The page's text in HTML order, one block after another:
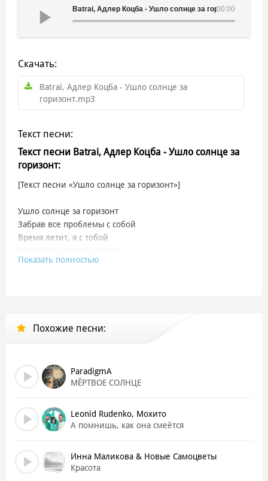
00:00
Batrai, Адлер Коцба - Ушло солнце за горизонт
Скачать:
Batrai, Адлер Коцба - Ушло солнце за
горизонт.mp3
Текст песни:
Текст песни Batrai, Адлер Коцба - Ушло солнце за
горизонт:
[Текст песни «Ушло солнце за горизонт»]
Ушло солнце за горизонт
Забрав все проблемы с собой
Время летит, я с тобой
Пусть между нами страны, горы, города
Рано или поздно будешь ты моя
А я по тебе так сильно скучал
Каждый день о тебе вспоминал
Магия твоя меня заворожила
Показать полностью
Похожие песни:
ParadigmA
МЁРТВОЕ СОЛНЦЕ
Leonid Rudenko, Мохито
А помнишь, как она смеётся
Инна Маликова & Новые Самоцветы
Красота